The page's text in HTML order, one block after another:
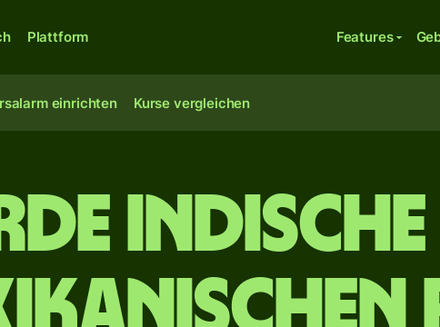
Plattform Features
einrichten Kurse vergleichen
indische